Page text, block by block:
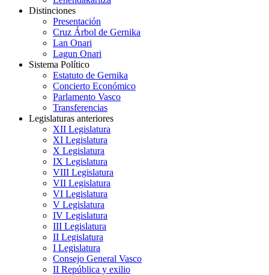
Distinciones
Presentación
Cruz Árbol de Gernika
Lan Onari
Lagun Onari
Sistema Político
Estatuto de Gernika
Concierto Económico
Parlamento Vasco
Transferencias
Legislaturas anteriores
XII Legislatura
XI Legislatura
X Legislatura
IX Legislatura
VIII Legislatura
VII Legislatura
VI Legislatura
V Legislatura
IV Legislatura
III Legislatura
II Legislatura
I Legislatura
Consejo General Vasco
II República y exilio